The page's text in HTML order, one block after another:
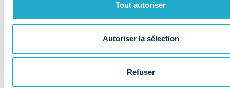
Tout autoriser
Autoriser la sélection
Refuser
Au coeur de la
santé dentaire